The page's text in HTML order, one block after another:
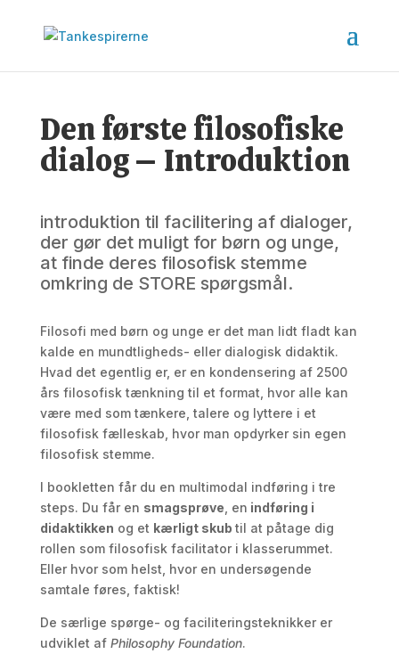
Den første filosofiske
dialog – Introduktion
introduktion til facilitering af dialoger,
der gør det muligt for børn og unge,
at finde deres filosofisk stemme
omkring de STORE spørgsmål.
Filosofi med børn og unge er det man lidt fladt kan
kalde en mundtligheds- eller dialogisk didaktik.
Hvad det egentlig er, er en kondensering af 2500
års filosofisk tænkning til et format, hvor alle kan
være med som tænkere, talere og lyttere i et
filosofisk fælleskab, hvor man opdyrker sin egen
filosofisk stemme.
I bookletten får du en multimodal indføring i tre
steps. Du får en smagsprøve , en indføring i
didaktikken og et kærligt skub til at påtage dig
rollen som filosofisk facilitator i klasserummet.
Eller hvor som helst, hvor en undersøgende
samtale føres, faktisk!
De særlige spørge- og faciliteringsteknikker er
udviklet af Philosophy Foundation.